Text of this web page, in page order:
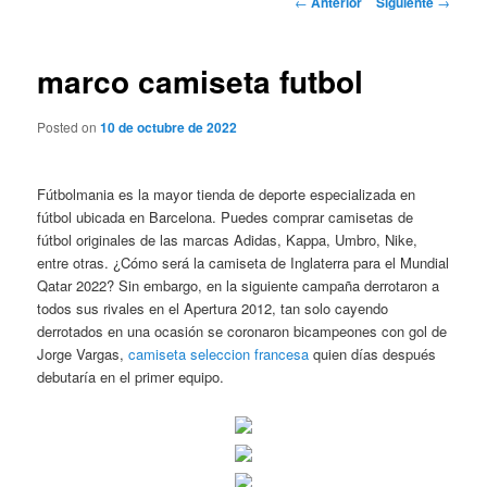
marco camiseta futbol
Posted on10 de octubre de 2022
Fútbolmania es la mayor tienda de deporte especializada en
fútbol ubicada en Barcelona. Puedes comprar camisetas de
fútbol originales de las marcas Adidas, Kappa, Umbro, Nike,
entre otras. ¿Cómo será la camiseta de Inglaterra para el Mundial
Qatar 2022? Sin embargo, en la siguiente campaña derrotaron a
todos sus rivales en el Apertura 2012, tan solo cayendo
derrotados en una ocasión se coronaron bicampeones con gol de
Jorge Vargas,camiseta seleccion francesa quien días después
debutaría en el primer equipo.